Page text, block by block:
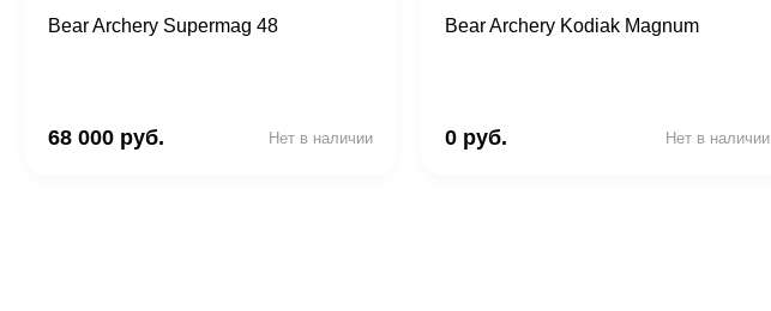
Bear Archery Supermag 48
68 000 руб. Нет в наличии
Bear Archery Kodiak Magnum
0 руб. Нет в наличии